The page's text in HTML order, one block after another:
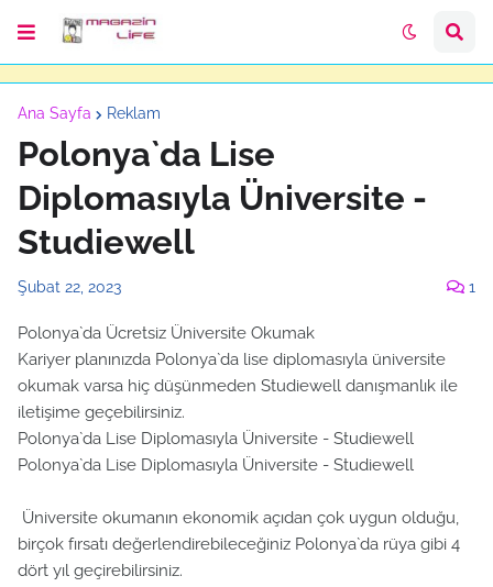
Ana Sayfa Reklam
Polonya`da Lise
Diplomasıyla Üniversite -
Studiewell
Şubat 22, 2023 1
Polonya`da Ücretsiz Üniversite Okumak
Kariyer planınızda Polonya`da lise diplomasıyla üniversite
okumak varsa hiç düşünmeden Studiewell danışmanlık ile
iletişime geçebilirsiniz.
Polonya`da Lise Diplomasıyla Üniversite - Studiewell
Polonya`da Lise Diplomasıyla Üniversite - Studiewell
Üniversite okumanın ekonomik açıdan çok uygun olduğu,
birçok fırsatı değerlendirebileceğiniz Polonya`da rüya gibi 4
dört yıl geçirebilirsiniz.